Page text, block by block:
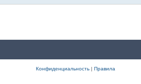
Конфиденциальность| Правила